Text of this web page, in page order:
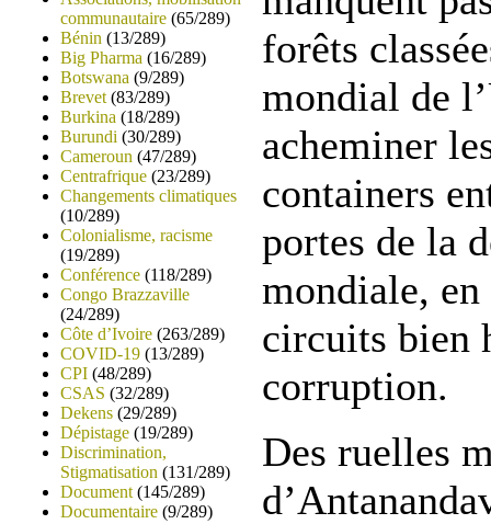
communautaire (65/289)
Bénin (13/289)
Big Pharma (16/289)
Botswana (9/289)
Brevet (83/289)
Burkina (18/289)
Burundi (30/289)
Cameroun (47/289)
Centrafrique (23/289)
Changements climatiques
(10/289)
Colonialisme, racisme
(19/289)
Conférence (118/289)
Congo Brazzaville
(24/289)
Côte d’Ivoire (263/289)
COVID-19 (13/289)
CPI (48/289)
CSAS (32/289)
Dekens (29/289)
Dépistage (19/289)
Discrimination,
Stigmatisation (131/289)
Document (145/289)
Documentaire (9/289)
forêts
mondial de
acheminer
containers
portes de la
mondiale,
circuits bien
corruption.
Des ruelles